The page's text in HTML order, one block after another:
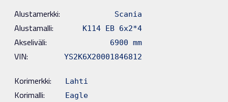
Alustamerkki: Scania
Alustamalli: K114 EB 6x2*4
Akseliväli: 6900 mm
VIN: YS2K6X20001846812
Korimerkki: Lahti
Korimalli: Eagle